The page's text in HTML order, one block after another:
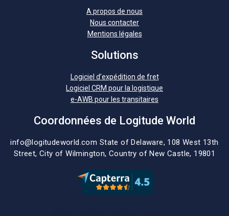
A propos de nous
Nous contacter
Mentions légales
Solutions
Logiciel d’expédition de fret
Logiciel CRM pour la logistique
e-AWB pour les transitaires
Coordonnées de Logitude World
info@logitudeworld.com State of Delaware, 108 West 13th
Street, City of Wilmington, Country of New Castle, 19801